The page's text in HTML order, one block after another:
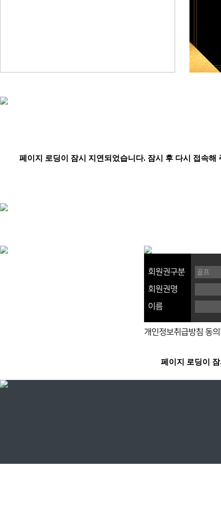
회원권구분
회원권명
이름
개인정보취급방침 동